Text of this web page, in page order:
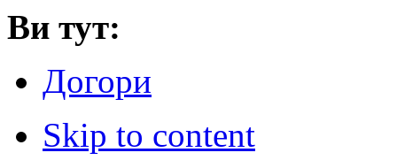
Ви тут:
Догори
Skip to content